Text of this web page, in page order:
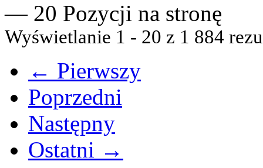
— 20 Pozycji na stronę
Wyświetlanie 1 - 20 z 1 884
← Pierwszy
Poprzedni
Następny
Ostatni →